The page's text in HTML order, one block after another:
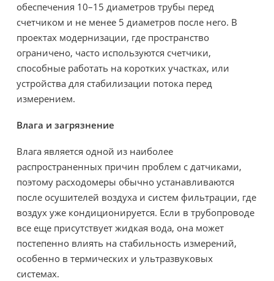
обеспечения 10–15 диаметров трубы перед
счетчиком и не менее 5 диаметров после него. В
проектах модернизации, где пространство
ограничено, часто используются счетчики,
способные работать на коротких участках, или
устройства для стабилизации потока перед
измерением.
Влага и загрязнение
Влага является одной из наиболее
распространенных причин проблем с датчиками,
поэтому расходомеры обычно устанавливаются
после осушителей воздуха и систем фильтрации, где
воздух уже кондиционируется. Если в трубопроводе
все еще присутствует жидкая вода, она может
постепенно влиять на стабильность измерений,
особенно в термических и ультразвуковых
системах.